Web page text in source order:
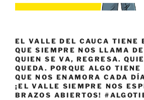
EL VALLE DEL CAUCA TIENE
QUE SIEMPRE NOS LLAMA
QUIEN SE VA, REGRESA.
QUEDA. PORQUE ALGO
QUE NOS ENAMORA CADA
¡EL VALLE SIEMPRE NOS
BRAZOS ABIERTOS!